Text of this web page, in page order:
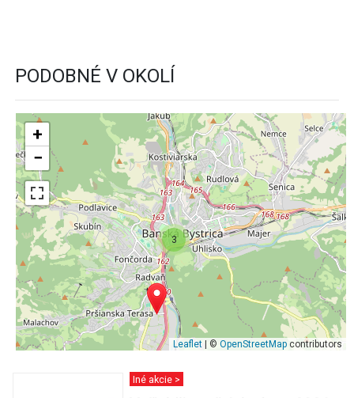
PODOBNÉ V OKOLÍ
3
+
−
Leaflet | © OpenStreetMap contributors
Iné akcie >